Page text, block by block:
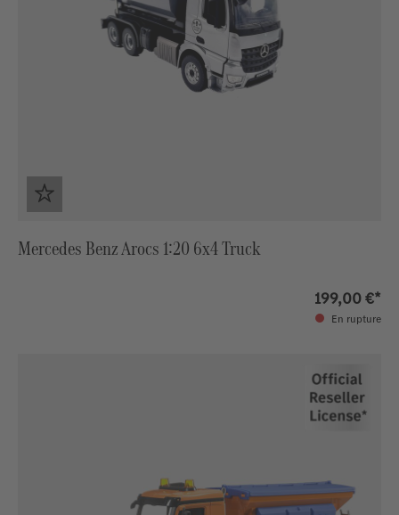
Mercedes Benz Arocs 1:20 6x4 Truck
199,00 €*
En rupture